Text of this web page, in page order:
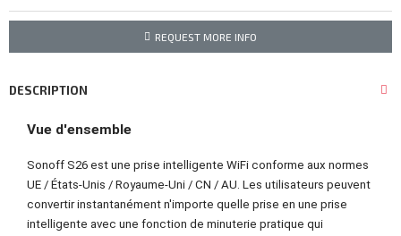
REQUEST MORE INFO
DESCRIPTION
Vue d'ensemble
Sonoff S26 est une prise intelligente WiFi conforme aux normes
UE / États-Unis / Royaume-Uni / CN / AU. Les utilisateurs peuvent
convertir instantanément n'importe quelle prise en une prise
intelligente avec une fonction de minuterie pratique qui